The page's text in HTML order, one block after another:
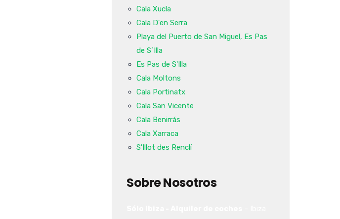
Cala Xucla
Cala D'en Serra
Playa del Puerto de San Miguel, Es Pas
de S´Illa
Es Pas de S'Illa
Cala Moltons
Cala Portinatx
Cala San Vicente
Cala Benirrás
Cala Xarraca
S'Illot des Renclí
Sobre Nosotros